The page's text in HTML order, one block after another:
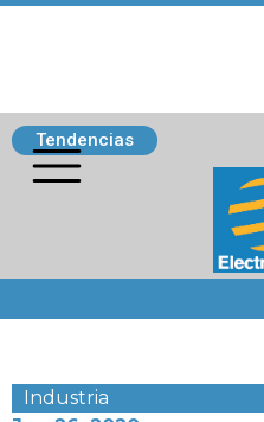
Tendencias
Industria